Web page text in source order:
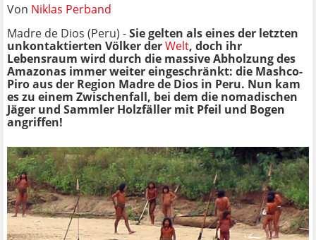
Von Niklas Perband
Madre de Dios (Peru) -Sie gelten als eines der letzten
unkontaktierten Völker derWelt, doch ihr
Lebensraum wird durch die massive Abholzung des
Amazonas immer weiter eingeschränkt: die Mashco-
Piro aus der Region Madre de Dios in Peru. Nun kam
es zu einem Zwischenfall, bei dem die nomadischen
Jäger und Sammler Holzfäller mit Pfeil und Bogen
angriffen!